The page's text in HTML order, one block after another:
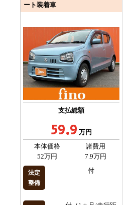
ート装着車
支払総額
59.9 万円
本体価格
52万円
諸費用
7.9万円
法定
整備
付